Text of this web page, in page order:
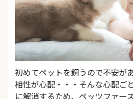
初めてペットを飼うので不安が
相性が心配・・・そんな心配ご
に解消するため、ペッツファー